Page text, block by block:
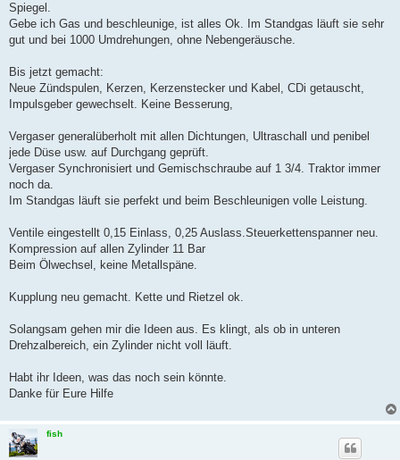
Spiegel.
Gebe ich Gas und beschleunige, ist alles Ok. Im Standgas läuft sie sehr
gut und bei 1000 Umdrehungen, ohne Nebengeräusche.
Bis jetzt gemacht:
Neue Zündspulen, Kerzen, Kerzenstecker und Kabel, CDi getauscht,
Impulsgeber gewechselt. Keine Besserung,
Vergaser generalüberholt mit allen Dichtungen, Ultraschall und penibel
jede Düse usw. auf Durchgang geprüft.
Vergaser Synchronisiert und Gemischschraube auf 1 3/4. Traktor immer
noch da.
Im Standgas läuft sie perfekt und beim Beschleunigen volle Leistung.
Ventile eingestellt 0,15 Einlass, 0,25 Auslass.Steuerkettenspanner neu.
Kompression auf allen Zylinder 11 Bar
Beim Ölwechsel, keine Metallspäne.
Kupplung neu gemacht. Kette und Rietzel ok.
Solangsam gehen mir die Ideen aus. Es klingt, als ob in unteren
Drehzalbereich, ein Zylinder nicht voll läuft.
Habt ihr Ideen, was das noch sein könnte.
Danke für Eure Hilfe
fish